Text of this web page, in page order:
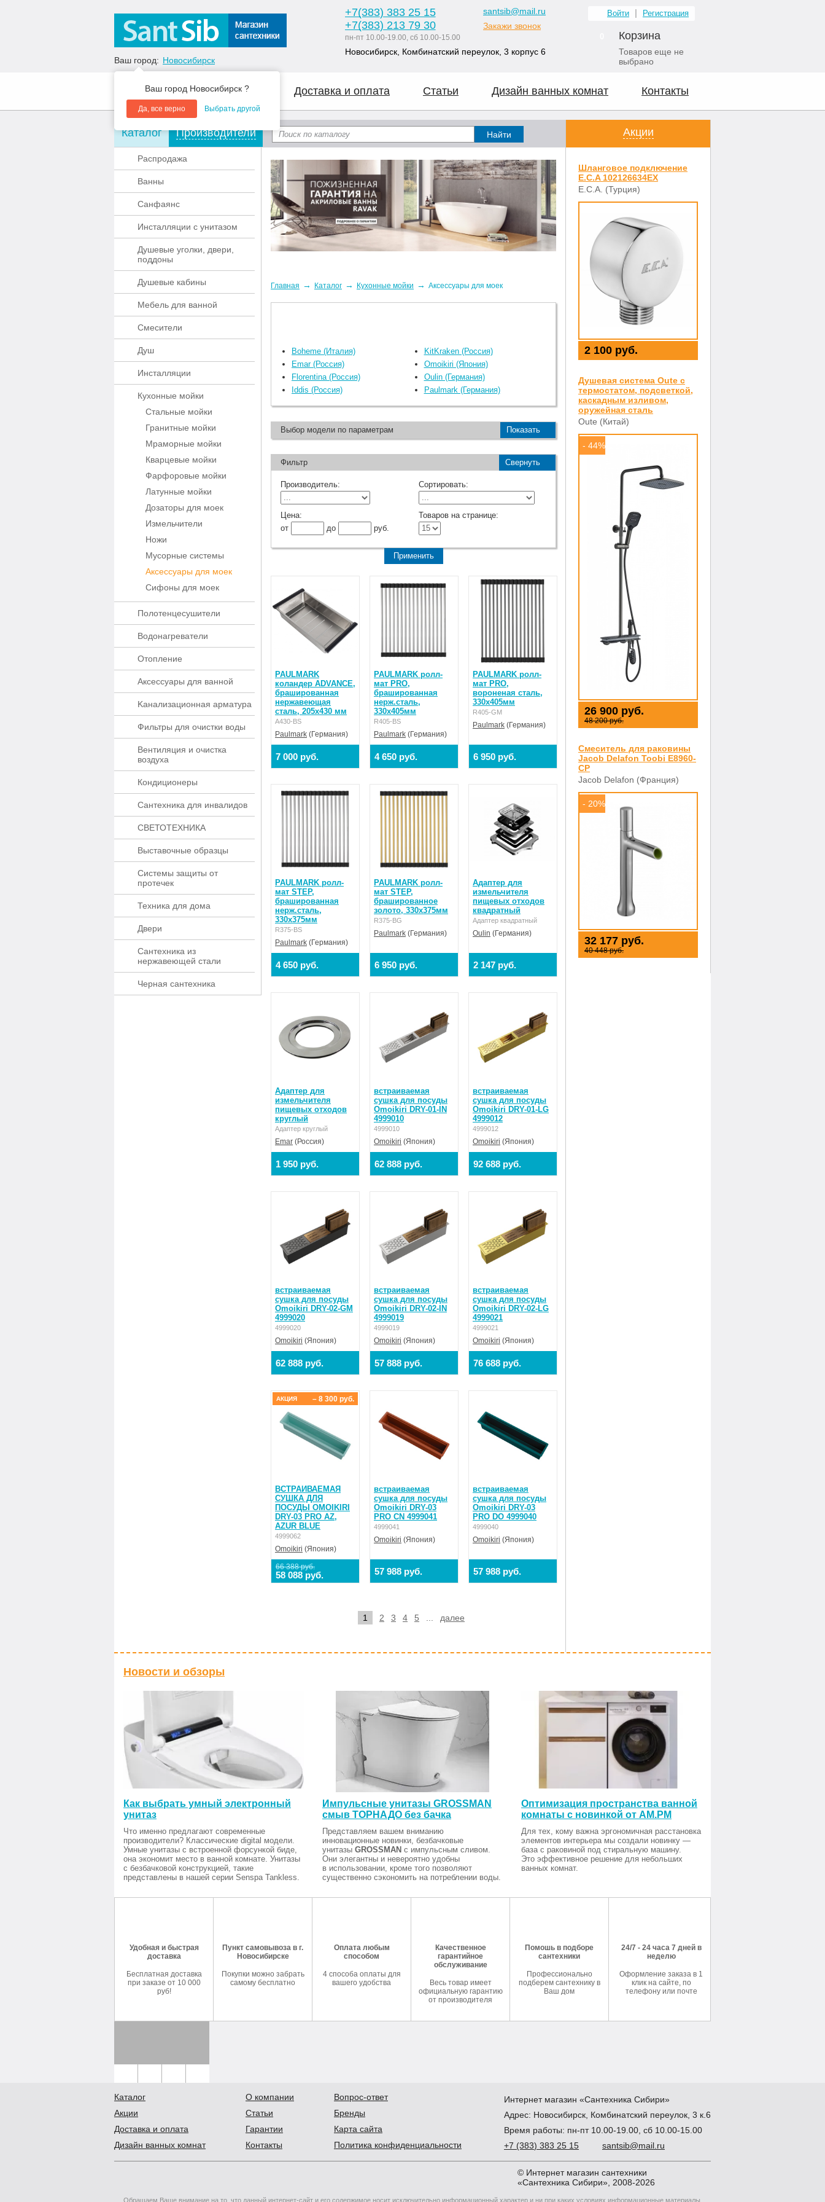
Ваш город: Новосибирск
Ваш город Новосибирск ?
Да, все верно Выбрать другой
+7(383) 383 25 15
+7(383) 213 79 30
пн-пт 10.00-19.00, сб 10.00-15.00
santsib@mail.ru
Закажи звонок
Новосибирск, Комбинатский переулок, 3 корпус 6
Войти Регистрация
Корзина
Товаров еще не
выбрано
О компании Акции Доставка и оплата Статьи Дизайн ванных комнат Контакты
Каталог Производители
Распродажа
Ванны
Санфаянс
Инсталляции с унитазом
Душевые уголки, двери,
поддоны
Душевые кабины
Мебель для ванной
Смесители
Душ
Инсталляции
Кухонные мойки
Стальные мойки
Гранитные мойки
Мраморные мойки
Кварцевые мойки
Фарфоровые мойки
Латунные мойки
Дозаторы для моек
Измельчители
Ножи
Мусорные системы
Аксессуары для моек
Сифоны для моек
Полотенцесушители
Водонагреватели
Отопление
Аксессуары для ванной
Kaнaлизaционнaя apматypa
Фильтры для очистки воды
Вентиляция и очистка
воздуха
Кондиционеры
Сантехника для инвалидов
СВЕТОТЕХНИКА
Выставочные образцы
Системы защиты от
протечек
Техника для дома
Двери
Сантехника из
нержавеющей стали
Черная сантехника
Главная → Каталог → Кухонные мойки → Аксессуары для моек
Boheme (Италия)
Emar (Россия)
Florentina (Россия)
Iddis (Россия)
KitKraken (Россия)
Omoikiri (Япония)
Oulin (Германия)
Paulmark (Германия)
Выбор модели по параметрам Показать
Фильтр Свернуть
Производитель: Сортировать:
Цена:
от
до руб.
Товаров на странице:
PAULMARK
коландер ADVANCE,
брашированная
нержавеющая
сталь, 205х430 мм
A430-BS
Paulmark (Германия)
7 000 руб.
PAULMARK ролл-
мат PRO,
брашированная
нерж.сталь,
330х405мм
R405-BS
Paulmark (Германия)
4 650 руб.
PAULMARK ролл-
мат PRO,
вороненая сталь,
330х405мм
R405-GM
Paulmark (Германия)
6 950 руб.
PAULMARK ролл-
мат STEP,
брашированная
нерж.сталь,
330х375мм
R375-BS
Paulmark (Германия)
4 650 руб.
PAULMARK ролл-
мат STEP,
брашированное
золото, 330х375мм
R375-BG
Paulmark (Германия)
6 950 руб.
Адаптер для
измельчителя
пищевых отходов
квадратный
Адаптер квадратный
Oulin (Германия)
2 147 руб.
Адаптер для
измельчителя
пищевых отходов
круглый
Адаптер круглый
Emar (Россия)
1 950 руб.
встраиваемая
сушка для посуды
Omoikiri DRY-01-IN
4999010
4999010
Omoikiri (Япония)
62 888 руб.
встраиваемая
сушка для посуды
Omoikiri DRY-01-LG
4999012
4999012
Omoikiri (Япония)
92 688 руб.
встраиваемая
сушка для посуды
Omoikiri DRY-02-GM
4999020
4999020
Omoikiri (Япония)
62 888 руб.
встраиваемая
сушка для посуды
Omoikiri DRY-02-IN
4999019
4999019
Omoikiri (Япония)
57 888 руб.
встраиваемая
сушка для посуды
Omoikiri DRY-02-LG
4999021
4999021
Omoikiri (Япония)
76 688 руб.
ВСТРАИВАЕМАЯ
СУШКА ДЛЯ
ПОСУДЫ OMOIKIRI
DRY-03 PRO AZ,
AZUR BLUE
4999062
Omoikiri (Япония)
66 388 руб.
58 088 руб.
– 8 300 руб.
АКЦИЯ
встраиваемая
сушка для посуды
Omoikiri DRY-03
PRO CN 4999041
4999041
Omoikiri (Япония)
57 988 руб.
встраиваемая
сушка для посуды
Omoikiri DRY-03
PRO DO 4999040
4999040
Omoikiri (Япония)
57 988 руб.
1 2 3 4 5 далее
Акции
Шланговое подключение
E.C.A 102126634EX
E.C.A. (Турция)
2 100 руб.
Душевая система Oute с
термостатом, подсветкой,
каскадным изливом,
оружейная сталь
Oute (Китай)
- 44%
26 900 руб.
48 200 руб.
Смеситель для раковины
Jacob Delafon Toobi E8960-
CP
Jacob Delafon (Франция)
- 20%
32 177 руб.
40 448 руб.
Новости и обзоры
Как выбрать умный электронный
унитаз
Что именно предлагают современные
производители? Классические digital модели.
Умные унитазы с встроенной форсункой биде,
она экономит место в ванной комнате. Унитазы
с безбачковой конструкцией, такие
представлены в нашей серии Senspa Tankless.
Импульсные унитазы GROSSMAN
смыв ТОРНАДО без бачка
Представляем вашем вниманию
инновационные новинки, безбачковые
унитазы GROSSMAN с импульсным сливом.
Они элегантны и невероятно удобны
в использовании, кроме того позволяют
существенно сэкономить на потреблении воды.
Оптимизация пространства ванной
комнаты с новинкой от AM.PM
Для тех, кому важна эргономичная расстановка
элементов интерьера мы создали новинку —
база с раковиной под стиральную машину.
Это эффективное решение для небольших
ванных комнат.
Удобная и быстрая
доставка
Бесплатная доставка
при заказе от 10 000
руб!
Пункт самовывоза в г.
Новосибирске
Покупки можно забрать
самому бесплатно
Оплата любым
способом
4 способа оплаты для
вашего удобства
Качественное
гарантийное
обслуживание
Весь товар имеет
официальную гарантию
от производителя
Помошь в подборе
сантехники
Профессионально
подберем сантехнику в
Ваш дом
24/7 - 24 часа 7 дней в
неделю
Оформление заказа в 1
клик на сайте, по
телефону или почте
Каталог
Акции
Доставка и оплата
Дизайн ванных комнат
О компании
Статьи
Гарантии
Контакты
Вопрос-ответ
Бренды
Карта сайта
Политика конфиденциальности
Интернет магазин «Сантехника Сибири»
Адрес: Новосибирск Комбинатский переулок, 3 к.6
Время работы: пн-пт 10.00-19.00, сб 10.00-15.00
+7 (383) 383 25 15 santsib@mail.ru
© Интернет магазин сантехники
«Сантехника Сибири», 2008-2026
Обращаем Ваше внимание на то, что данный интернет-сайт и его содержимое носит исключительно информационный характер и ни при каких условиях информационные материалы,